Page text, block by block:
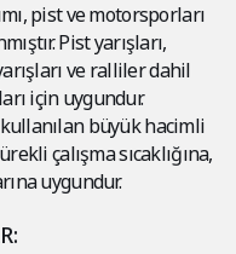
pist ve motorsporları
Pist yarışları,
ve ralliler dahil
için uygundur.
büyük hacimli
çalışma sıcaklığına,
uygundur.